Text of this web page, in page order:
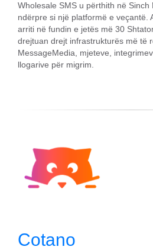
Wholesale SMS u përthith në
ndërpre si një platformë e veçantë.
arriti në fundin e jetës më 30
drejtuan drejt infrastrukturës më të
MessageMedia, mjeteve,
llogarive për migrim.
Cotano